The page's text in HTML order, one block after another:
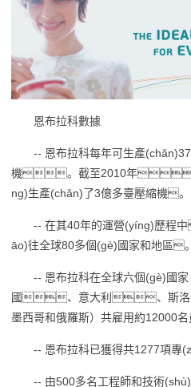
恩布拉科數據
-- 恩布拉科每年可生產
機。截至2010年，
ng)生產(chǎn)了3億多臺壓縮機。
-- 在其40年的運營(yíng)歷程
āo)往全球80多個(gè)國家和地區。
-- 恩布拉科在全球六個(gè)
國、意大利、斯
墨西哥和俄羅斯）共雇用約12000名
-- 恩布拉科已獲得共1277項
-- 由500多名工程師和技術